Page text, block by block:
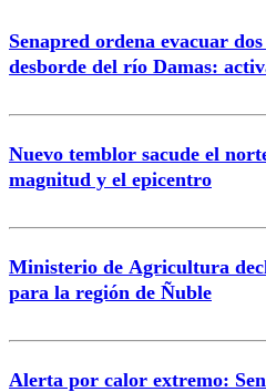
Senapred ordena evacuar
desborde del río Damas:
Nuevo temblor sacude el
magnitud y el epicentro
Ministerio de Agricultura
para la región de Ñuble
Alerta por calor extremo: